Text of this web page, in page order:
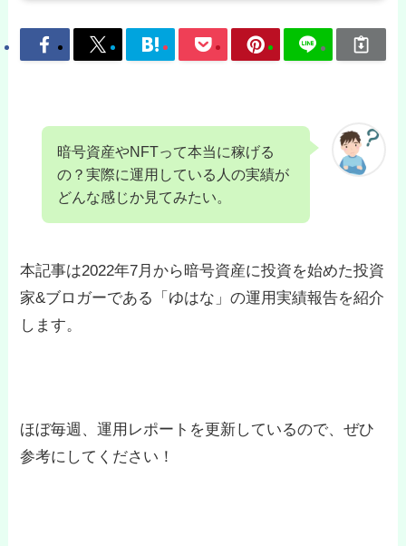
暗号資産やNFTって本当に稼げる
の？実際に運用している人の実績が
どんな感じか見てみたい。
本記事は2022年7月から暗号資産に投資を始めた投資
家&ブロガーである「ゆはな」の運用実績報告を紹介
します。
ほぼ毎週、運用レポートを更新しているので、ぜひ
参考にしてください！